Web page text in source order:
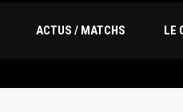
ACTUS / MATCHS LE